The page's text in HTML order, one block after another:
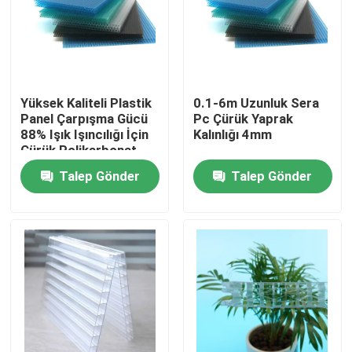
Ürünler
videos
Katı Polikarbonat Levha
polikarbonat içi boş levha
Polikarbonat Kabartmalı Levha
Oluklu Polikarbonat Levha
Plastik Akrilik Levha
Yüksek Kaliteli Plastik
Panel Çarpışma Gücü
88% Işık Işıncılığı İçin
Çürük Polikarbonat
Yaprak
Talep Gönder
0.1-6m Uzunluk Sera
Pc Çürük Yaprak
Kalınlığı 4mm
Talep Gönder